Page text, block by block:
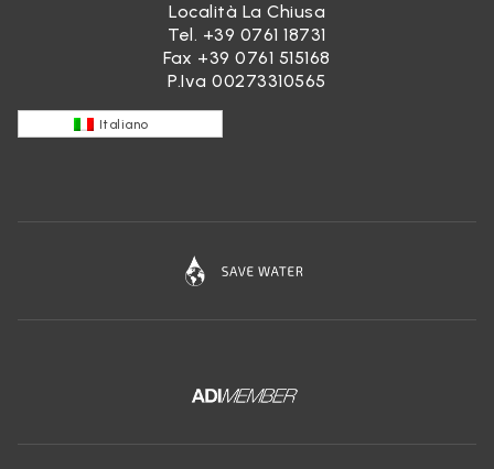
Località La Chiusa
Tel. +39 0761 18731
Fax +39 0761 515168
P.Iva 00273310565
Italiano